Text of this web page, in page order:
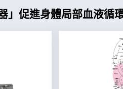
」促進身體局部血液